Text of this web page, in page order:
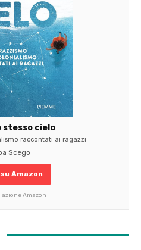
stesso cielo
raccontati ai ragazzi
Scego
Amazon
Amazon